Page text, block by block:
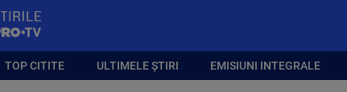
TOP CITITE ULTIMELE ȘTIRI EMISIUNI INTEGRALE